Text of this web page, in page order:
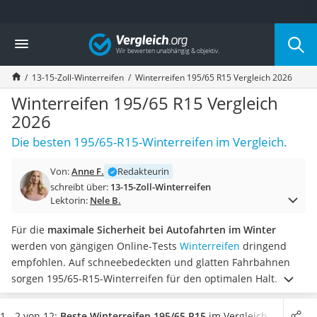
Die beliebtesten Vergleiche nach Kategorie
Auto & Motor
Fahrradträger-Anhängerkupplung (4 Fahrräder)
Fahrradträger
Fahrradträger (Anhängerkupplung)
Fahrradträger 3 Fahrräder
Benzinkanister (20 l)
Dashcam
Benzinkanister
Marderschreck
AGM-Batterie Wohnmobil
Thule-Fahrradträger
FM-Transmitter
Sommerreifen 205/55 R16
Autobatterie-Ladegerät
Vergleich
13-15-Zoll-Winterreifen Winterreifen 195/65 R15 Vergleich 2026
Winterreifen 195/65 R15 Vergleich
2026
Die besten 195/65-R15-Winterreifen im Vergleich.
Von:Anne F.
Redakteurin
schreibt über: 13-15-Zoll-Winterreifen
Lektorin: Nele B.
Für die maximale Sicherheit bei Autofahrten im Winter
werden von gängigen Online-Tests Winterreifen dringend
empfohlen. Auf schneebedeckten und glatten Fahrbahnen
sorgen 195/65-R15-Winterreifen für den optimalen Halt. Ein
wichtiges Kriterium dabei ist die Nasshaftung. Diese gibt
Auskunft über die Länge des Bremsweges bei nasser